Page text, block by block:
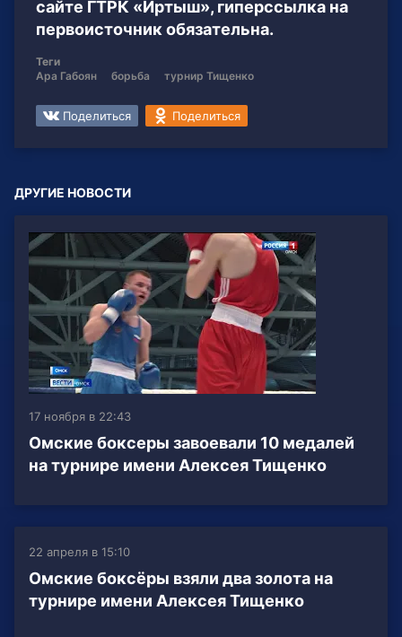
сайте ГТРК «Иртыш», гиперссылка на
первоисточник обязательна.
Теги
Ара Габоян
борьба турнир Тищенко
Поделиться Поделиться
ДРУГИЕ НОВОСТИ
17 ноября в 22:43
Омские боксеры завоевали 10 медалей
на турнире имени Алексея Тищенко
22 апреля в 15:10
Омские боксёры взяли два золота на
турнире имени Алексея Тищенко